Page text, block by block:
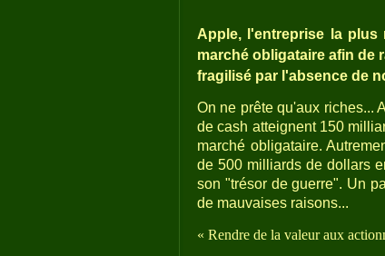
Apple, l'entreprise la
marché obligataire afin de
fragilisé par l'absence de
On ne prête qu'aux riches...
de cash atteignent 150
marché obligataire.
de 500 milliards de dollars
son "trésor de guerre". Un
de mauvaises raisons...
« Rendre de la valeur aux